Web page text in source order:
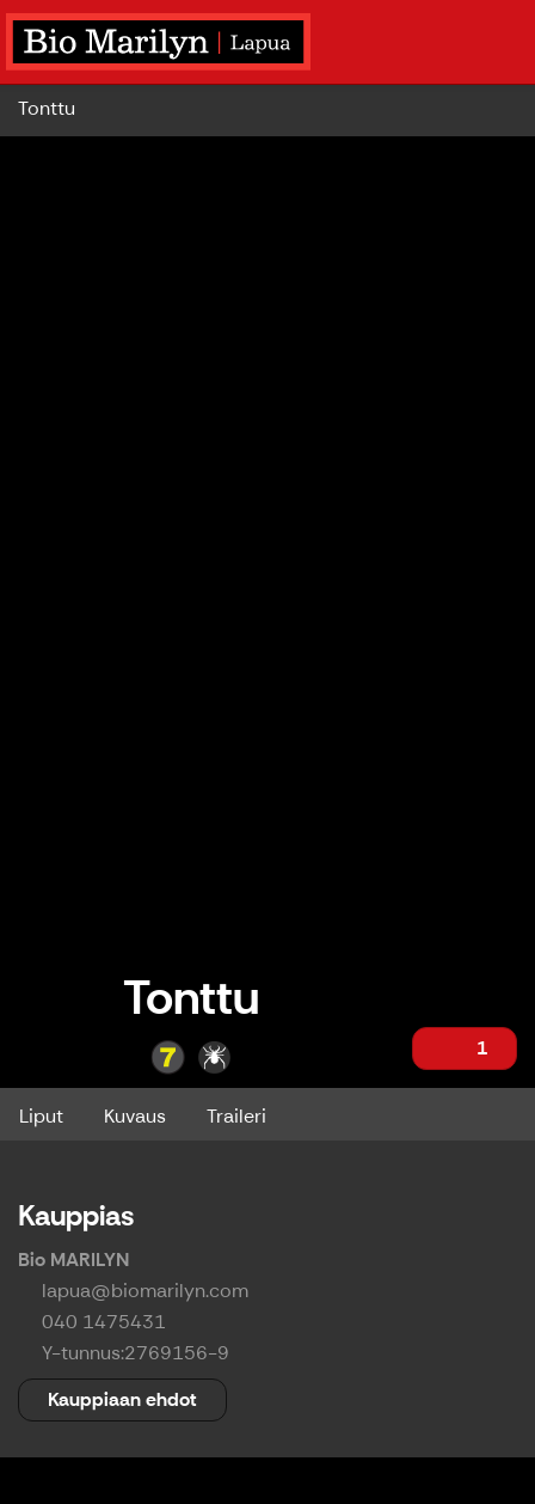
Tonttu
Tonttu
1
Liput Kuvaus Traileri
Kauppias
Bio MARILYN
lapua@biomarilyn.com
040 1475431
Y-tunnus:2769156-9
Kauppiaan ehdot